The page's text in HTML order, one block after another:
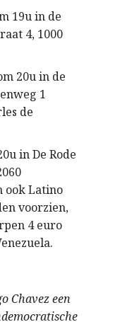
19u in de
4, 1000
20u in de
1
de
in De Rode
ook Latino
voorzien,
4 euro
Chavez een